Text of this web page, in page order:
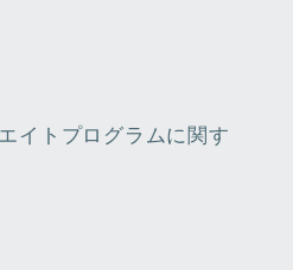
イトプログラムに関す